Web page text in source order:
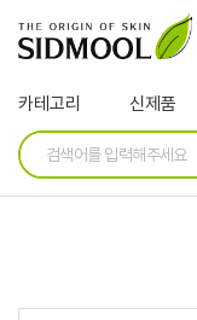
카테고리 신제품